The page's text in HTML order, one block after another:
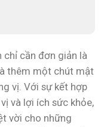
chỉ cần đơn giản là
thêm một chút mật
vị. Với sự kết hợp
và lợi ích sức khỏe,
vời cho những